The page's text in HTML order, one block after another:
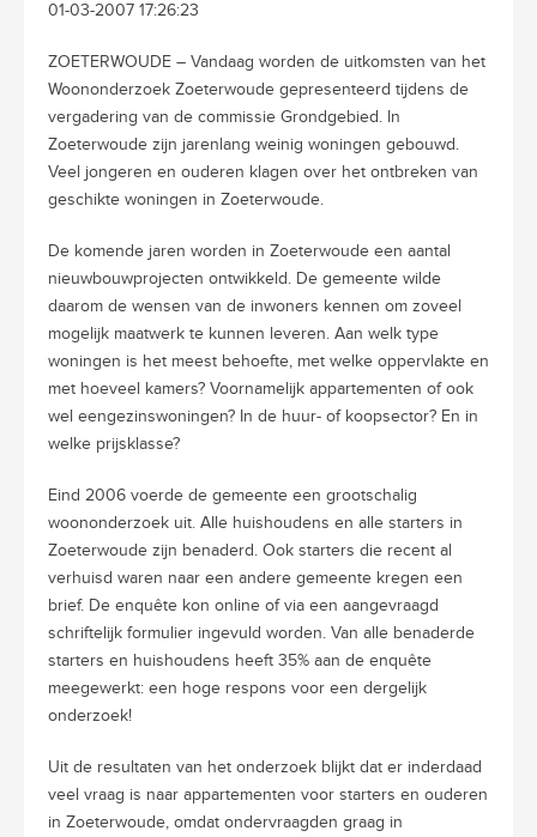
01-03-2007 17:26:23
ZOETERWOUDE – Vandaag worden de uitkomsten van het
Woononderzoek Zoeterwoude gepresenteerd tijdens de
vergadering van de commissie Grondgebied. In
Zoeterwoude zijn jarenlang weinig woningen gebouwd.
Veel jongeren en ouderen klagen over het ontbreken van
geschikte woningen in Zoeterwoude.
De komende jaren worden in Zoeterwoude een aantal
nieuwbouwprojecten ontwikkeld. De gemeente wilde
daarom de wensen van de inwoners kennen om zoveel
mogelijk maatwerk te kunnen leveren. Aan welk type
woningen is het meest behoefte, met welke oppervlakte en
met hoeveel kamers? Voornamelijk appartementen of ook
wel eengezinswoningen? In de huur- of koopsector? En in
welke prijsklasse?
Eind 2006 voerde de gemeente een grootschalig
woononderzoek uit. Alle huishoudens en alle starters in
Zoeterwoude zijn benaderd. Ook starters die recent al
verhuisd waren naar een andere gemeente kregen een
brief. De enquête kon online of via een aangevraagd
schriftelijk formulier ingevuld worden. Van alle benaderde
starters en huishoudens heeft 35% aan de enquête
meegewerkt: een hoge respons voor een dergelijk
onderzoek!
Uit de resultaten van het onderzoek blijkt dat er inderdaad
veel vraag is naar appartementen voor starters en ouderen
in Zoeterwoude, omdat ondervraagden graag in